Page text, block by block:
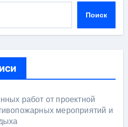
Поиск
работ от проектной
мероприятий и